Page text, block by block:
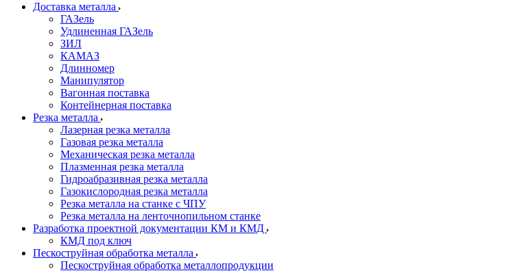
Доставка металла
ГАЗель
Удлиненная ГАЗель
ЗИЛ
КАМАЗ
Длинномер
Манипулятор
Вагонная поставка
Контейнерная поставка
Резка металла
Лазерная резка металла
Газовая резка металла
Механическая резка металла
Плазменная резка металла
Гидроабразивная резка металла
Газокислородная резка металла
Резка металла на станке с ЧПУ
Резка металла на ленточнопильном станке
Разработка проектной документации КМ и КМД
КМД под ключ
Пескоструйная обработка металла
Пескоструйная обработка металлопродукции